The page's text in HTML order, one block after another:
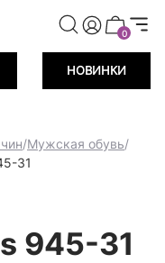
Дарим 500
0
НОВИНКИ
/Мужская обувь/
31
945-31